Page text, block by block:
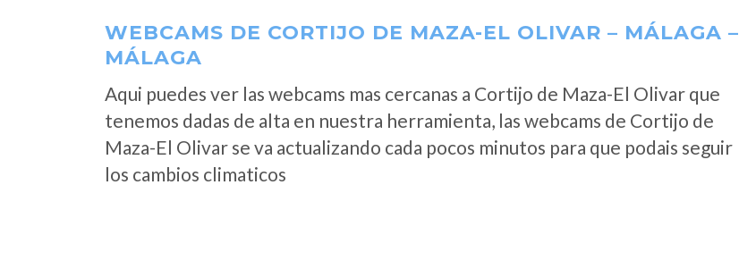
WEBCAMS DE CORTIJO DE MAZA-EL OLIVAR – MÁLAGA –
MÁLAGA
Aqui puedes ver las webcams mas cercanas a Cortijo de Maza-El Olivar que
tenemos dadas de alta en nuestra herramienta, las webcams de Cortijo de
Maza-El Olivar se va actualizando cada pocos minutos para que podais seguir
los cambios climaticos